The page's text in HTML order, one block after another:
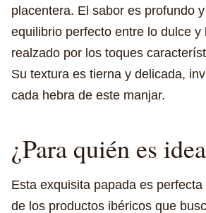
placentera. El sabor es profundo
equilibrio perfecto entre lo dulce y
realzado por los toques
Su textura es tierna y delicada,
cada hebra de este manjar.
¿Para quién es
Esta exquisita papada es
de los productos ibéricos que